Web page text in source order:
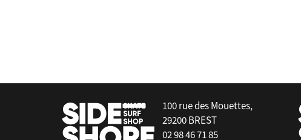
100 rue des Mouettes,
29200 BREST
02 98 46 71 85